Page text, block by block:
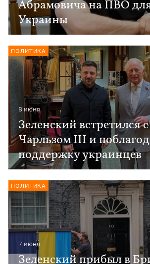
Абрамовича на ПВО
Украины
8 июня
Зеленский встретился с
Чарльзом ІІІ и
поддержку украинцев
ПОЛИТИКА
7 июня
Зеленский прибыл в
ПОЛИТИКА